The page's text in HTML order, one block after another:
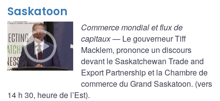
Saskatoon
Commerce mondial et flux de
capitaux— Le gouverneur Tiff
Macklem, prononce un discours
devant le Saskatchewan Trade and
Export Partnership et la Chambre de
commerce du Grand Saskatoon. (vers
14 h 30, heure de l’Est).